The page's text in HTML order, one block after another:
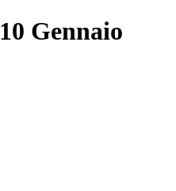
10 Gennaio